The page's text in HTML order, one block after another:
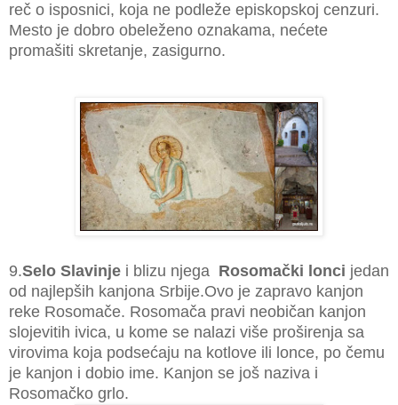
reč o isposnici, koja ne podleže episkopskoj cenzuri.
Mesto je dobro obeleženo oznakama, nećete
promašiti skretanje, zasigurno.
9.Selo Slavinje i blizu njega Rosomački lonci jedan
od najlepših kanjona Srbije.Ovo je zapravo kanjon
reke Rosomače. Rosomača pravi neobičan kanjon
slojevitih ivica, u kome se nalazi više proširenja sa
virovima koja podsećaju na kotlove ili lonce, po čemu
je kanjon i dobio ime. Kanjon se još naziva i
Rosomačko grlo.